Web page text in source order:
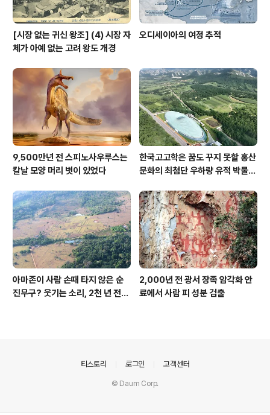
[시장 없는 귀신 왕조] (4) 시장 자
체가 아예 없는 고려 왕도 개경
오디세이아의 여정 추적
9,500만년 전 스피노사우루스는
칼날 모양 머리 볏이 있었다
한국고고학은 꿈도 꾸지 못할 홍산
문화의 최첨단 우하량 유적 박물관
아마존이 사람 손때 타지 않은 순
진무구? 웃기는 소리, 2천 년 전에
2,000년 전 광서 장족 암각화 안
료에서 사람 피 성분 검출
티스토리 로그인 고객센터
© Daum Corp.